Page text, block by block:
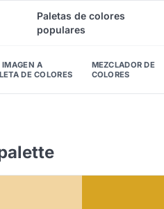
Paletas de colores
populares
IMAGEN A
DE COLORES
MEZCLADOR DE
COLORES